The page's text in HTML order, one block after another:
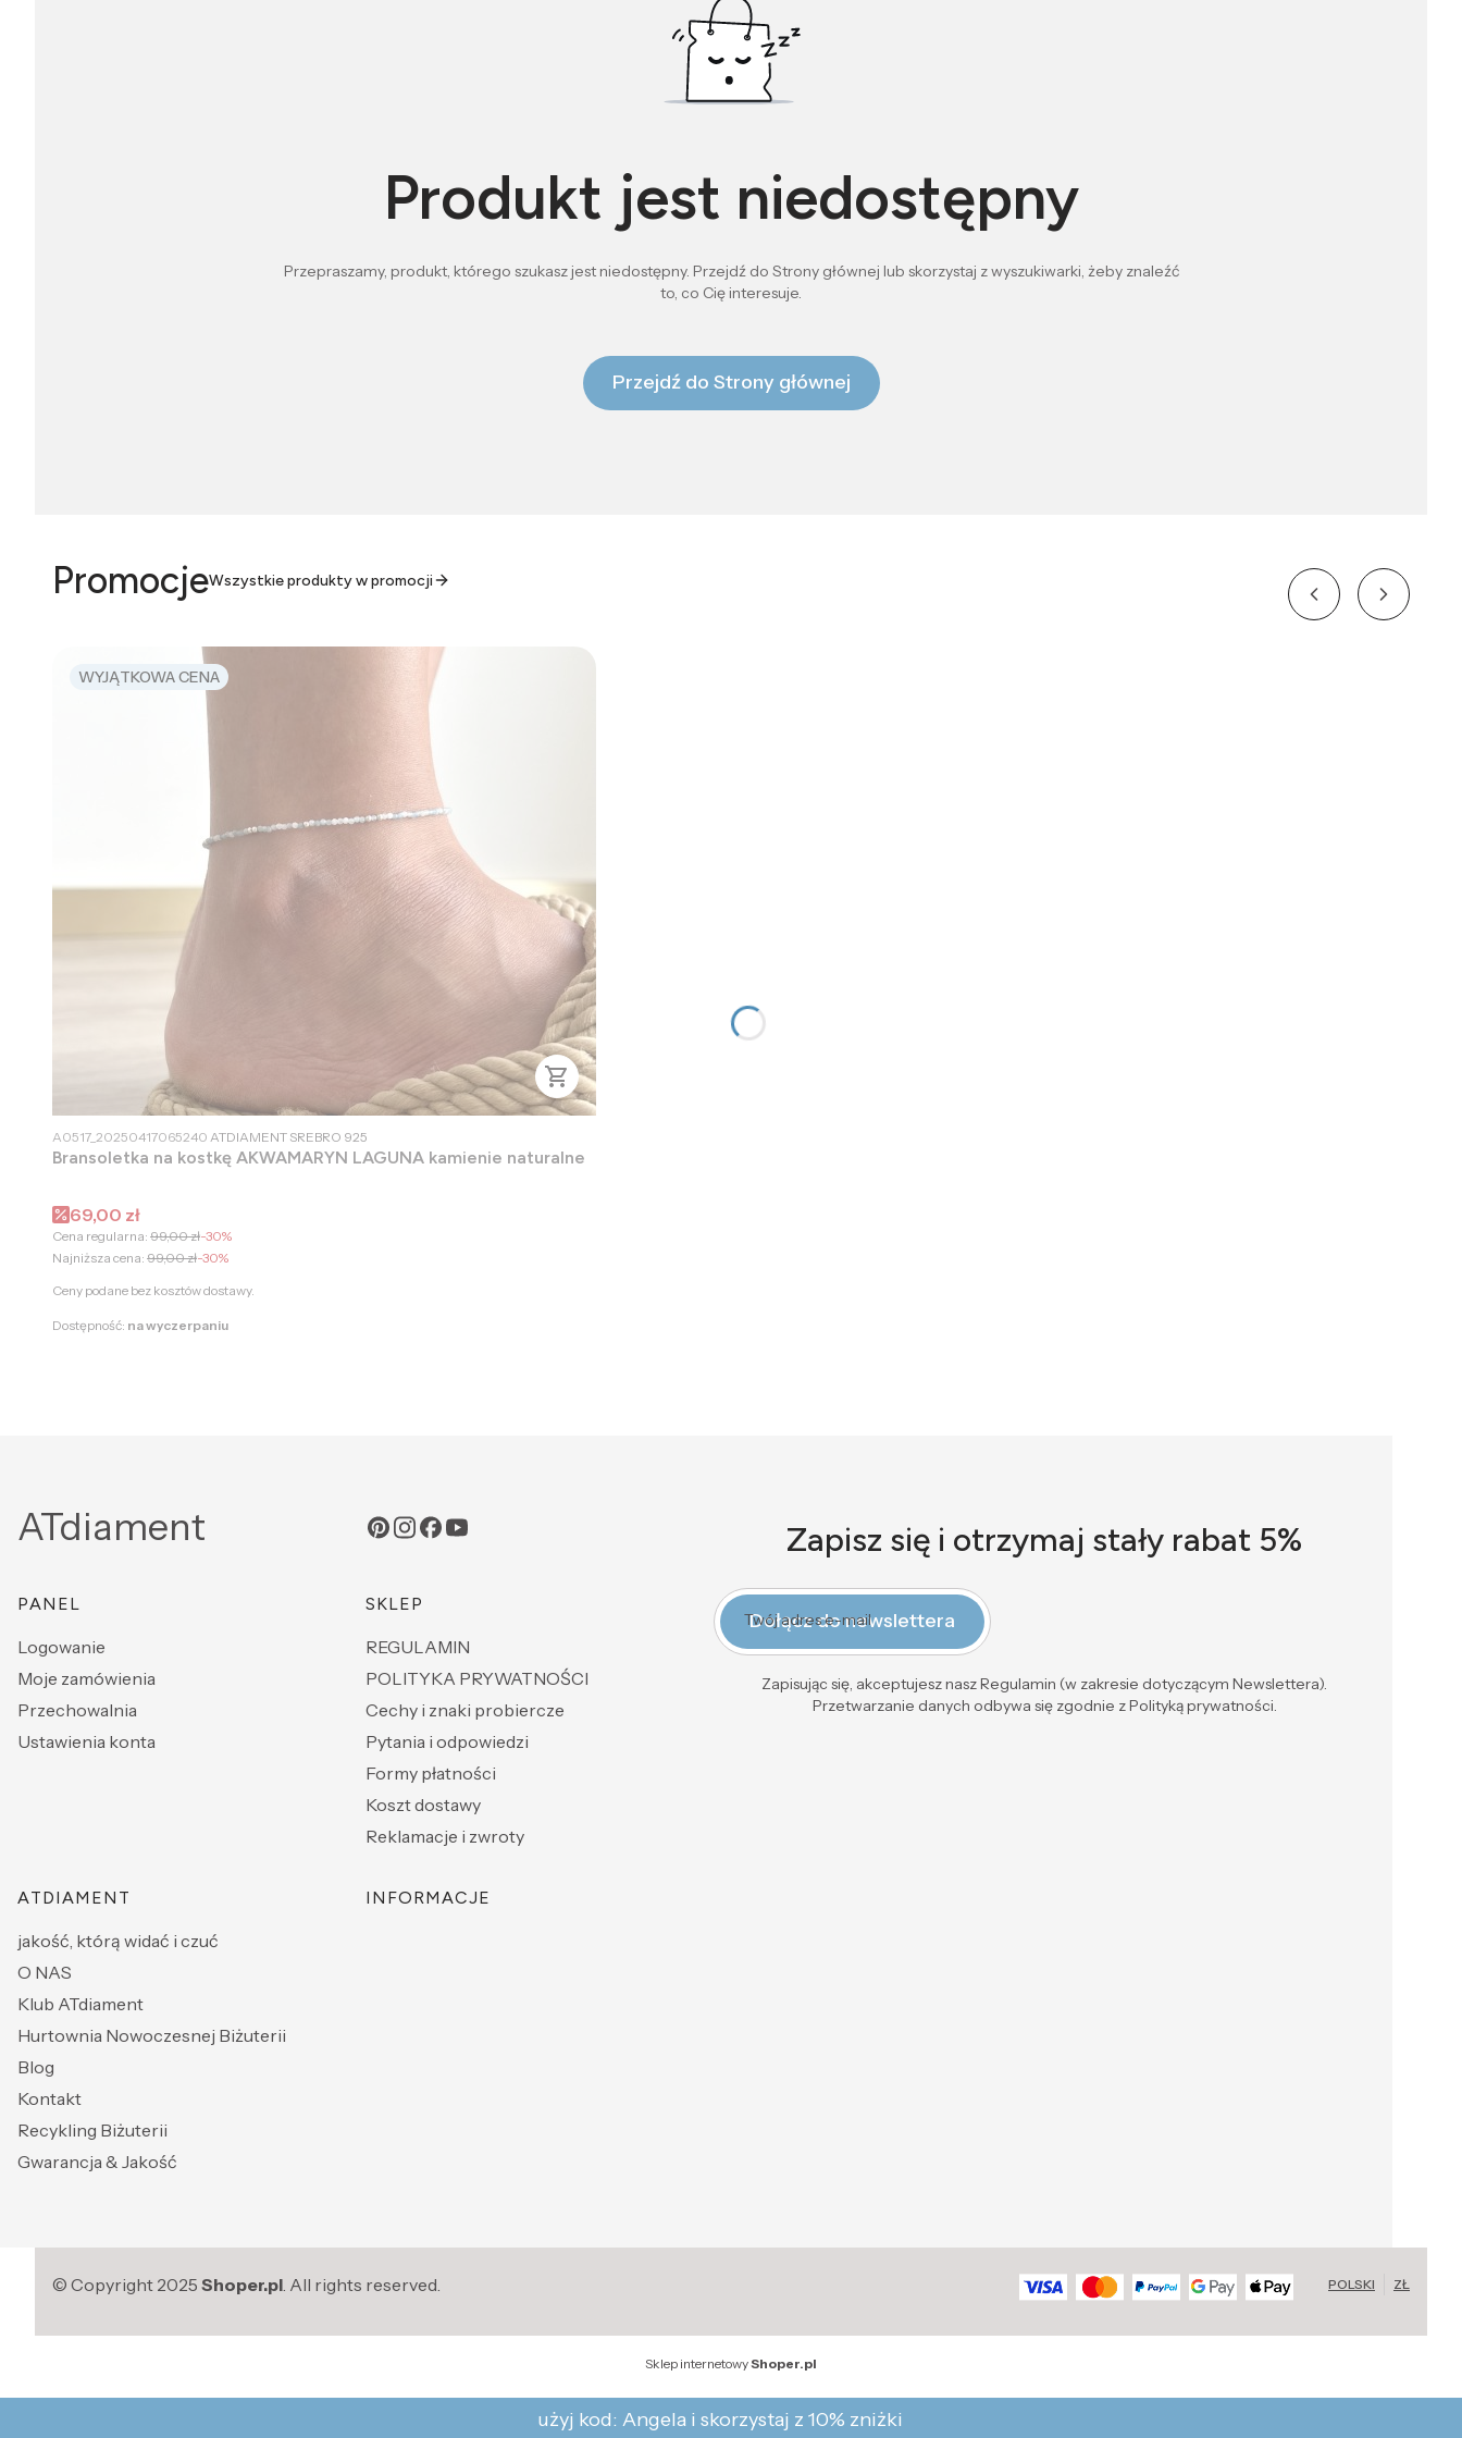
Produkt jest niedostępny
Przepraszamy, produkt, którego szukasz jest niedostępny. Przejdź do Strony głównej lub skorzystaj z wyszukiwarki, żeby znaleźć
to, co Cię interesuje.
Przejdź do Strony głównej
PromocjeWszystkie produkty w promocji
WYJĄTKOWA CENA
A0517_20250417065240 PRODUCENT
ATDIAMENT SREBRO 925
Bransoletka na kostkę AKWAMARYN LAGUNA kamienie naturalne
Cena promocyjna
69,00 zł
Cena regularna: 99,00 zł-30%
Najniższa cena: 99,00 zł-30%
Ceny podane bez kosztów dostawy.
Dostępność: na wyczerpaniu
ATdiament
Linki w stopce
PANEL
Logowanie
Moje zamówienia
Przechowalnia
Ustawienia konta
SKLEP
REGULAMIN
POLITYKA PRYWATNOŚCI
Cechy i znaki probiercze
Pytania i odpowiedzi
Formy płatności
Koszt dostawy
Reklamacje i zwroty
ATDIAMENT
jakość, którą widać i czuć
O NAS
Klub ATdiament
Hurtownia Nowoczesnej Biżuterii
Blog
Kontakt
Recykling Biżuterii
Gwarancja & Jakość
INFORMACJE
Zapisz się i otrzymaj stały rabat 5%
Twój adres e-mail
Dołącz do newslettera
Zapisując się, akceptujesz nasz Regulamin (w zakresie dotyczącym Newslettera).
Przetwarzanie danych odbywa się zgodnie z Polityką prywatności.
użyj kod: Angela i skorzystaj z 10% zniżki
© Copyright 2025 Shoper.pl . All rights reserved. POLSKI ZŁ
Sklep internetowyShoper.pl